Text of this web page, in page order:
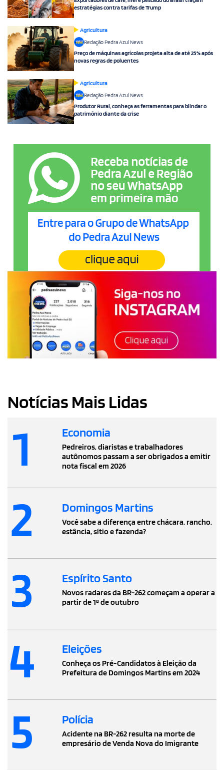
estratégias contra tarifas de Trump
Agricultura
Redação Pedra Azul News
Preço de máquinas agrícolas projeta alta de até 25% após
novas regras de poluentes
Agricultura
Redação Pedra Azul News
Produtor Rural, conheça as ferramentas para blindar o
patrimônio diante da crise
Notícias Mais Lidas
1 Economia
Pedreiros, diaristas e trabalhadores
autônomos passam a ser obrigados a emitir
nota fiscal em 2026
2 Domingos Martins
Você sabe a diferença entre chácara, rancho,
estância, sítio e fazenda?
3 Espírito Santo
Novos radares da BR-262 começam a operar a
partir de 1º de outubro
4 Eleições
Conheça os Pré-Candidatos à Eleição da
Prefeitura de Domingos Martins em 2024
5 Polícia
Acidente na BR-262 resulta na morte de
empresário de Venda Nova do Imigrante